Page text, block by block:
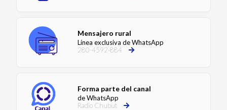
Mensajero rural
Línea exclusiva de WhatsApp
280-4592-884
Forma parte del canal
de WhatsApp
Radio Chubut